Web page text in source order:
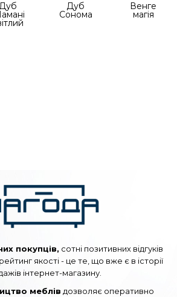
Дуб Дуб
Сонома
Венге
магія
покупців, сотні позитивних відгуків
якості - це те, що вже є в історії
інтернет-магазину.
меблів дозволяє оперативно